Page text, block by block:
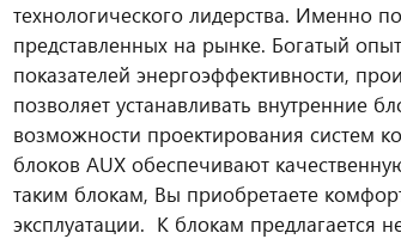
технологического лидерства. Именно
представленных на рынке. Богатый
показателей энергоэффективности,
позволяет устанавливать внутренние
возможности проектирования систем
блоков AUX обеспечивают
таким блокам, Вы приобретаете
эксплуатации. К блокам предлагается